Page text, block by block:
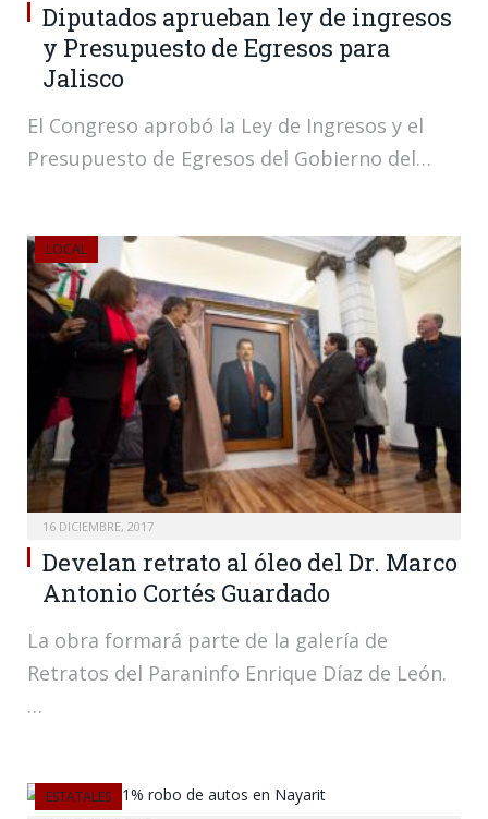
Diputados aprueban ley de ingresos
y Presupuesto de Egresos para
Jalisco
El Congreso aprobó la Ley de Ingresos y el
Presupuesto de Egresos del Gobierno del…
LOCAL
16 DICIEMBRE, 2017
Develan retrato al óleo del Dr. Marco
Antonio Cortés Guardado
La obra formará parte de la galería de
Retratos del Paraninfo Enrique Díaz de León.
…
ESTATALES